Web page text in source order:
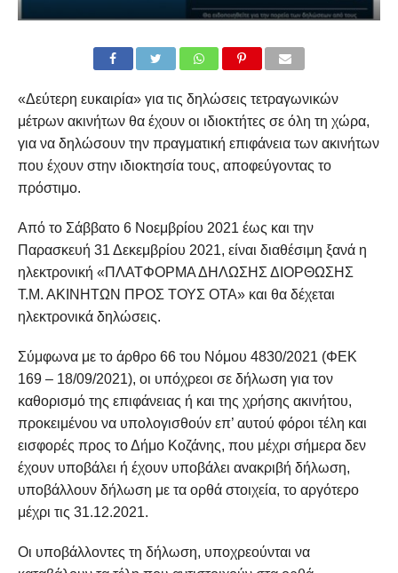
«Δεύτερη ευκαιρία» για τις δηλώσεις τετραγωνικών
μέτρων ακινήτων θα έχουν οι ιδιοκτήτες σε όλη τη χώρα,
για να δηλώσουν την πραγματική επιφάνεια των ακινήτων
που έχουν στην ιδιοκτησία τους, αποφεύγοντας το
πρόστιμο.
Από το Σάββατο 6 Νοεμβρίου 2021 έως και την
Παρασκευή 31 Δεκεμβρίου 2021, είναι διαθέσιμη ξανά η
ηλεκτρονική «ΠΛΑΤΦΟΡΜΑ ΔΗΛΩΣΗΣ ΔΙΟΡΘΩΣΗΣ
Τ.Μ. ΑΚΙΝΗΤΩΝ ΠΡΟΣ ΤΟΥΣ ΟΤΑ» και θα δέχεται
ηλεκτρονικά δηλώσεις.
Σύμφωνα με το άρθρο 66 του Νόμου 4830/2021 (ΦΕΚ
169 – 18/09/2021), οι υπόχρεοι σε δήλωση για τον
καθορισμό της επιφάνειας ή και της χρήσης ακινήτου,
προκειμένου να υπολογισθούν επ’ αυτού φόροι τέλη και
εισφορές προς το Δήμο Κοζάνης, που μέχρι σήμερα δεν
έχουν υποβάλει ή έχουν υποβάλει ανακριβή δήλωση,
υποβάλλουν δήλωση με τα ορθά στοιχεία, το αργότερο
μέχρι τις 31.12.2021.
Οι υποβάλλοντες τη δήλωση, υποχρεούνται να